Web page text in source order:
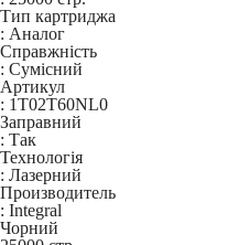
Тип картриджа
: Аналог
Справжність
: Сумісний
Артикул
: 1T02T60NL0
Заправний
: Так
Технологія
: Лазерний
Производитель
: Integral
Чорний